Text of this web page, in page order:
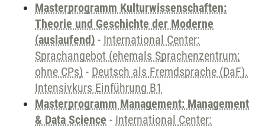
Masterprogramm Kulturwissenschaften:
Theorie und Geschichte der Moderne
(auslaufend) - International Center:
Sprachangebot (ehemals Sprachenzentrum;
ohne CPs) - Deutsch als Fremdsprache (DaF).
Intensivkurs Einführung B1
Masterprogramm Management: Management
& Data Science - International Center: